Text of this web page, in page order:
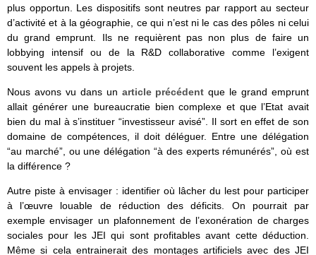
plus opportun. Les dispositifs sont neutres par rapport au secteur
d’activité et à la géographie, ce qui n’est ni le cas des pôles ni celui
du grand emprunt. Ils ne requièrent pas non plus de faire un
lobbying intensif ou de la R&D collaborative comme l’exigent
souvent les appels à projets.
Nous avons vu dans un article précédent que le grand emprunt
allait générer une bureaucratie bien complexe et que l’Etat avait
bien du mal à s’instituer “investisseur avisé”. Il sort en effet de son
domaine de compétences, il doit déléguer. Entre une délégation
“au marché”, ou une délégation “à des experts rémunérés”, où est
la différence ?
Autre piste à envisager : identifier où lâcher du lest pour participer
à l’œuvre louable de réduction des déficits. On pourrait par
exemple envisager un plafonnement de l’exonération de charges
sociales pour les JEI qui sont profitables avant cette déduction.
Même si cela entrainerait des montages artificiels avec des JEI